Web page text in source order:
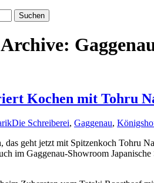
Kochen mit Tohru
Die Schreiberei, Gaggenau,
das geht jetzt mit Spitzenkoch Tohru
im Gaggenau-Showroom